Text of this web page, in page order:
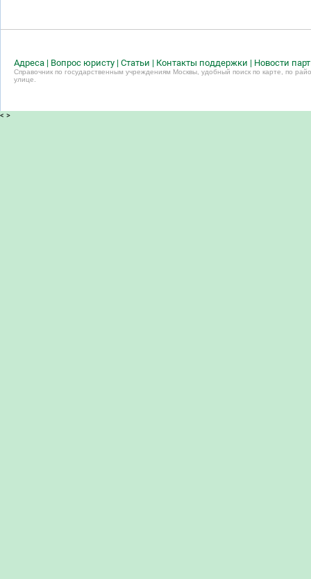
Адреса | Вопрос юристу | Статьи | Контакты поддержки | Новости
Справочник по государственным учреждениям Москвы, удобный поиск по карте, по
улице.
< >